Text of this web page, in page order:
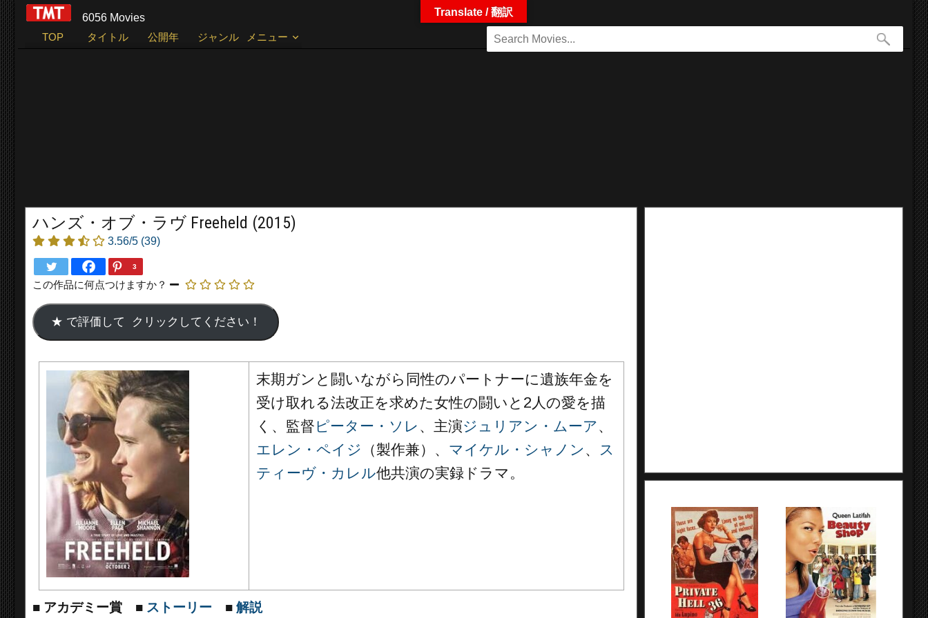
6056 Movies
TOP
タイトル 公開年 ジャンル メニュー
ハンズ・オブ・ラヴ Freeheld (2015)
3.56/5 (39)
3
この作品に何点つけますか？
末期ガンと闘いながら同性のパートナーに遺族年金を
受け取れる法改正を求めた女性の闘いと2人の愛を描
く、監督ピーター・ソレ 、主演ジュリアン・ムーア、
エレン・ペイジ （製作兼）、 マイケル・シャノン 、 ス
ティーヴ・カレル他共演の実録ドラマ。
■ アカデミー賞 ■ ストーリー ■ 解説
Translate / 翻訳